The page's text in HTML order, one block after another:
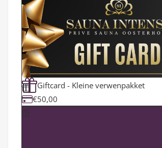
Giftcard - Kleine verwenpakket
€50,00